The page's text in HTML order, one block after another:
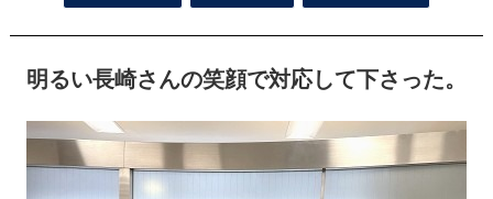
明るい長崎さんの笑顔で対応して下さった。